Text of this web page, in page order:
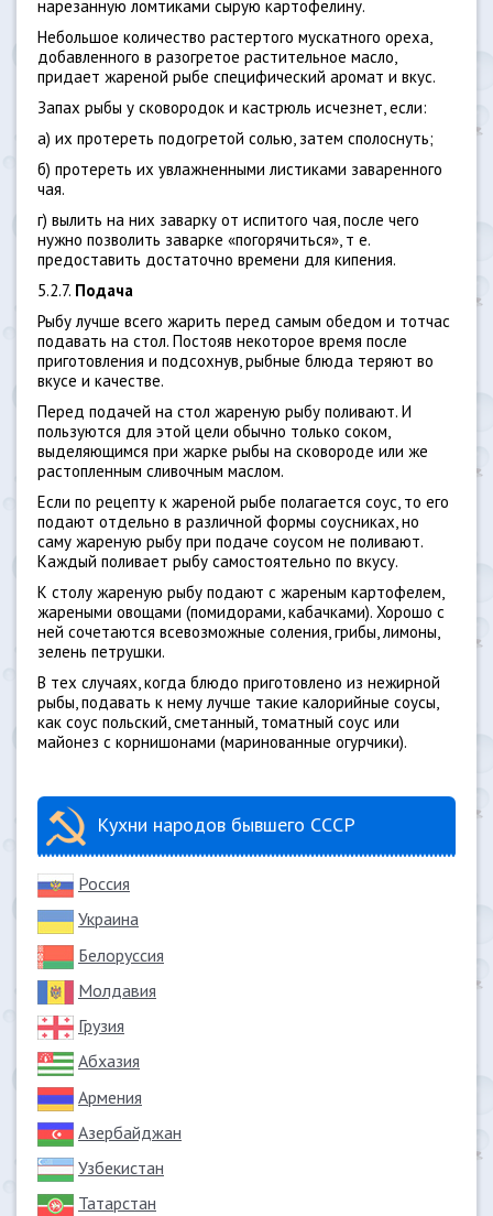
нарезанную ломтиками сырую картофелину.
Небольшое количество растертого мускатного ореха,
добавленного в разогретое растительное масло,
придает жареной рыбе специфический аромат и вкус.
Запах рыбы у сковородок и кастрюль исчезнет, если:
а) их протереть подогретой солью, затем сполоснуть;
б) протереть их увлажненными листиками заваренного
чая.
г) вылить на них заварку от испитого чая, после чего
нужно позволить заварке «погорячиться», т е.
предоставить достаточно времени для кипения.
5.2.7. Подача
Рыбу лучше всего жарить перед самым обедом и тотчас
подавать на стол. Постояв некоторое время после
приготовления и подсохнув, рыбные блюда теряют во
вкусе и качестве.
Перед подачей на стол жареную рыбу поливают. И
пользуются для этой цели обычно только соком,
выделяющимся при жарке рыбы на сковороде или же
растопленным сливочным маслом.
Если по рецепту к жареной рыбе полагается соус, то его
подают отдельно в различной формы соусниках, но
саму жареную рыбу при подаче соусом не поливают.
Каждый поливает рыбу самостоятельно по вкусу.
К столу жареную рыбу подают с жареным картофелем,
жареными овощами (помидорами, кабачками). Хорошо с
ней сочетаются всевозможные соления, грибы, лимоны,
зелень петрушки.
В тех случаях, когда блюдо приготовлено из нежирной
рыбы, подавать к нему лучше такие калорийные соусы,
как соус польский, сметанный, томатный соус или
майонез с корнишонами (маринованные огурчики).
Кухни народов бывшего СССР
Россия
Украина
Белоруссия
Молдавия
Грузия
Абхазия
Армения
Азербайджан
Узбекистан
Татарстан